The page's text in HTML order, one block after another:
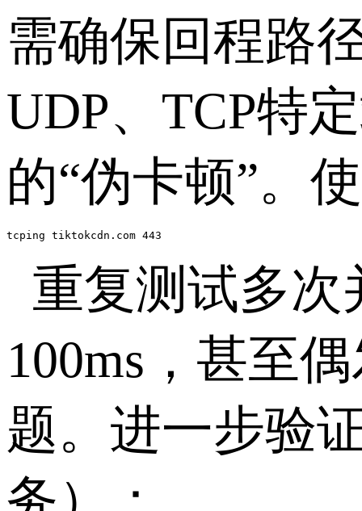
需确保回程路
UDP、 TCP特
的“伪卡顿”。
tcping tiktokcdn.com 443
重复测试多次
100ms ，甚至
题。进一步验